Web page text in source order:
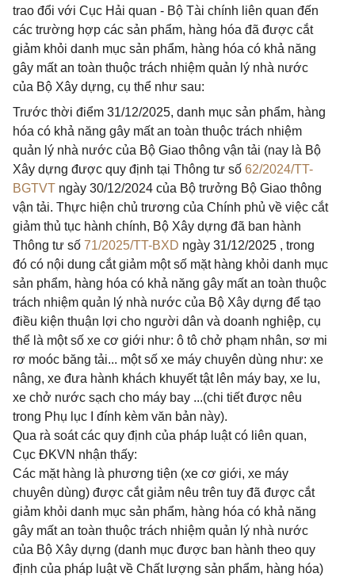
trao đổi với Cục Hải quan - Bộ Tài chính liên quan đến
các trường hợp các sản phẩm, hàng hóa đã được cắt
giảm khỏi danh mục sản phẩm, hàng hóa có khả năng
gây mất an toàn thuộc trách nhiệm quản lý nhà nước
của Bộ Xây dựng, cụ thể như sau:
Trước thời điểm 31/12/2025, danh mục sản phẩm, hàng
hóa có khả năng gây mất an toàn thuộc trách nhiệm
quản lý nhà nước của Bộ Giao thông vận tải (nay là Bộ
Xây dựng được quy định tại Thông tư số 62/2024/TT-
BGTVT ngày 30/12/2024 của Bộ trưởng Bộ Giao thông
vận tải. Thực hiện chủ trương của Chính phủ về việc cắt
giảm thủ tục hành chính, Bộ Xây dựng đã ban hành
Thông tư số 71/2025/TT-BXD ngày 31/12/2025 , trong
đó có nội dung cắt giảm một số mặt hàng khỏi danh mục
sản phẩm, hàng hóa có khả năng gây mất an toàn thuộc
trách nhiệm quản lý nhà nước của Bộ Xây dựng để tạo
điều kiện thuận lợi cho người dân và doanh nghiệp, cụ
thể là một số xe cơ giới như: ô tô chở phạm nhân, sơ mi
rơ moóc băng tải... một số xe máy chuyên dùng như: xe
nâng, xe đưa hành khách khuyết tật lên máy bay, xe lu,
xe chở nước sạch cho máy bay ...(chi tiết được nêu
trong Phụ lục I đính kèm văn bản này).
Qua rà soát các quy định của pháp luật có liên quan,
Cục ĐKVN nhận thấy:
Các mặt hàng là phương tiện (xe cơ giới, xe máy
chuyên dùng) được cắt giảm nêu trên tuy đã được cắt
giảm khỏi danh mục sản phẩm, hàng hóa có khả năng
gây mất an toàn thuộc trách nhiệm quản lý nhà nước
của Bộ Xây dựng (danh mục được ban hành theo quy
định của pháp luật về Chất lượng sản phẩm, hàng hóa)